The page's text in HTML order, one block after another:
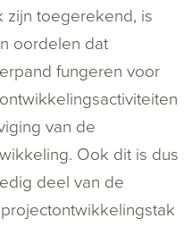
zijn toegerekend, is
oordelen dat
fungeren voor
van de
Ook dit is dus
deel van de